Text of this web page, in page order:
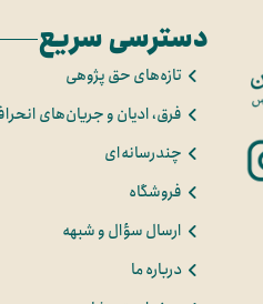
دسترسی سریع
تازه‌های حق پژوهی
فرق، ادیان و جریان‌های
چندرسانه‌ای
فروشگاه
ارسال سؤال و شبهه
درباره ما